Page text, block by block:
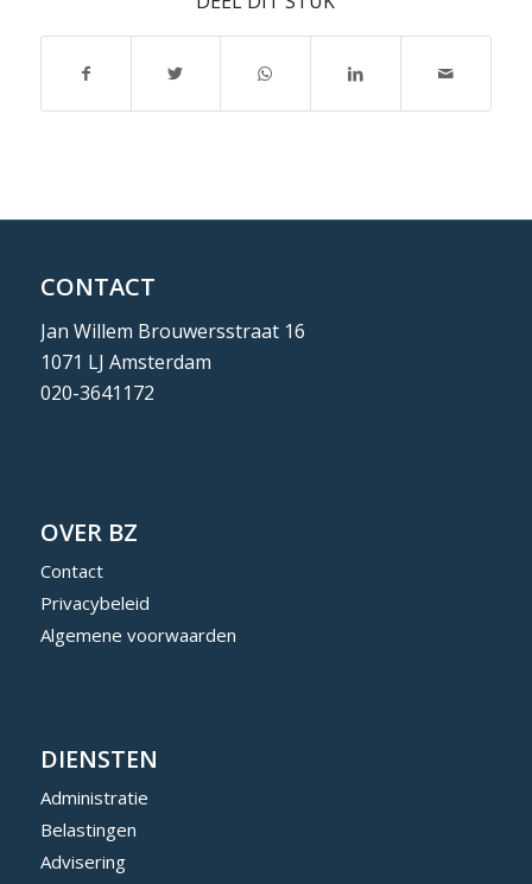
CONTACT
Jan Willem Brouwersstraat 16
1071 LJ Amsterdam
020-3641172
OVER BZ
Contact
Privacybeleid
Algemene voorwaarden
DIENSTEN
Administratie
Belastingen
Advisering